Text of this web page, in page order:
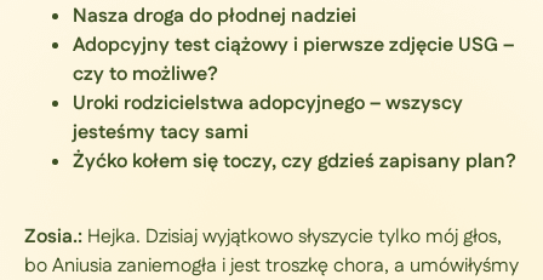
Nasza droga do płodnej nadziei
Adopcyjny test ciążowy i pierwsze zdjęcie USG –
czy to możliwe?
Uroki rodzicielstwa adopcyjnego – wszyscy
jesteśmy tacy sami
Żyćko kołem się toczy, czy gdzieś zapisany plan?
Zosia.: Hejka. Dzisiaj wyjątkowo słyszycie tylko mój głos,
bo Aniusia zaniemogła i jest troszkę chora, a umówiłyśmy